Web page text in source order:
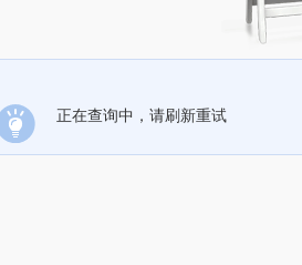
正在查询中，请刷新重试